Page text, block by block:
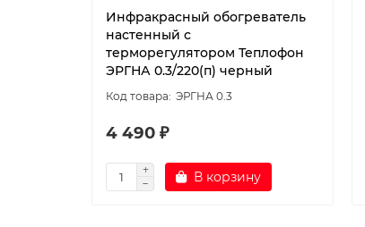
Инфракрасный обогреватель
настенный с
терморегулятором Теплофон
ЭРГНА 0.3/220(п) черный
ЭРГНА 0.3
4 490 ₽
В корзину